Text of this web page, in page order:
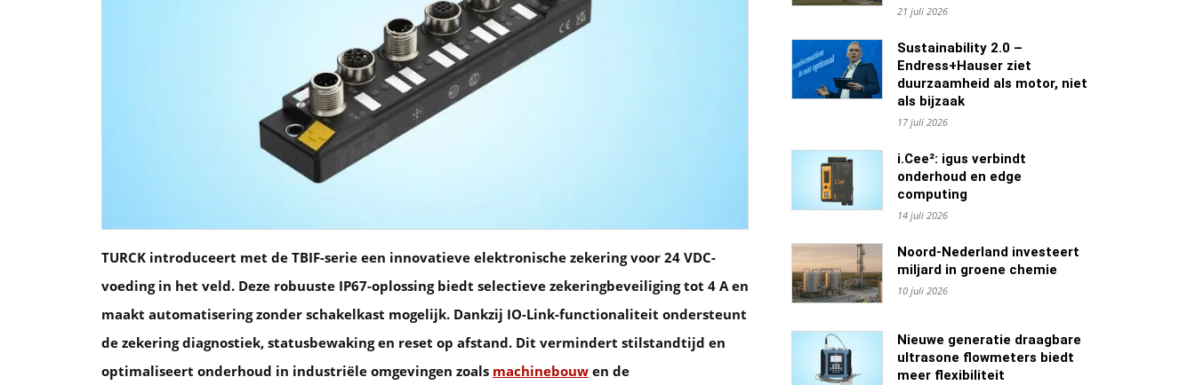
TURCK introduceert met de TBIF-serie een innovatieve elektronische zekering voor 24 VDC-
voeding in het veld. Deze robuuste IP67-oplossing biedt selectieve zekeringbeveiliging tot 4 A en
maakt automatisering zonder schakelkast mogelijk. Dankzij IO-Link-functionaliteit ondersteunt
de zekering diagnostiek, statusbewaking en reset op afstand. Dit vermindert stilstandtijd en
optimaliseert onderhoud in industriële omgevingen zoals machinebouw en de
21 juli 2026
Sustainability 2.0 –
Endress+Hauser ziet
duurzaamheid als motor, niet
als bijzaak
17 juli 2026
i.Cee²: igus verbindt
onderhoud en edge
computing
14 juli 2026
Noord-Nederland investeert
miljard in groene chemie
10 juli 2026
Nieuwe generatie draagbare
ultrasone flowmeters biedt
meer flexibiliteit